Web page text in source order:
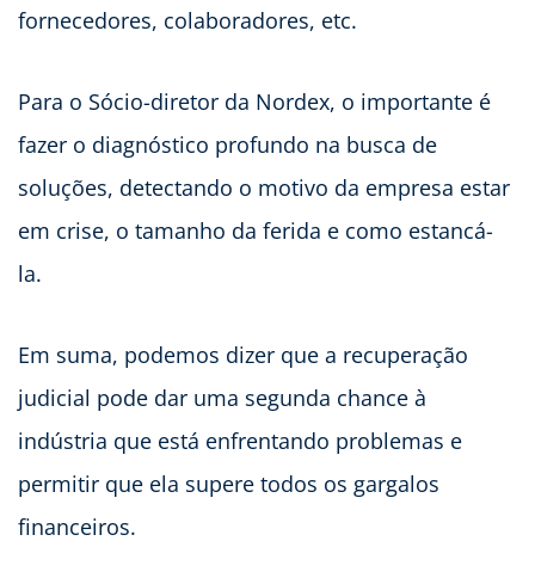
fornecedores, colaboradores, etc.
Para o Sócio-diretor da Nordex, o importante é
fazer o diagnóstico profundo na busca de
soluções, detectando o motivo da empresa estar
em crise, o tamanho da ferida e como estancá-
la.
Em suma, podemos dizer que a recuperação
judicial pode dar uma segunda chance à
indústria que está enfrentando problemas e
permitir que ela supere todos os gargalos
financeiros.